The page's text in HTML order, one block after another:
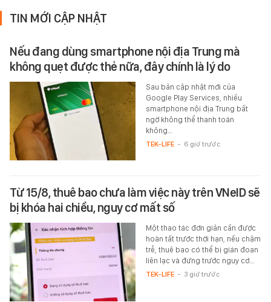
TIN MỚI CẬP NHẬT
Nếu đang dùng smartphone nội địa Trung mà
không quẹt được thẻ nữa, đây chính là lý do
Sau bản cập nhật mới của
Google Play Services, nhiều
smartphone nội địa Trung bất
ngờ không thể thanh toán
không…
TEK-LIFE - 6 giờ trước
Từ 15/8, thuê bao chưa làm việc này trên VNeID sẽ
bị khóa hai chiều, nguy cơ mất số
Một thao tác đơn giản cần được
hoàn tất trước thời hạn, nếu chậm
trễ, thuê bao có thể bị gián đoạn
liên lạc và đứng trước nguy cơ…
TEK-LIFE - 3 giờ trước